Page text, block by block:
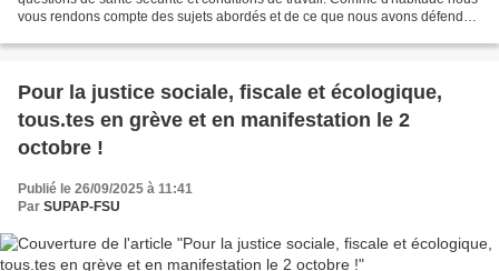
vous rendons compte des sujets abordés et de ce que nous avons défendu /
Pour la justice sociale, fiscale et écologique,
tous.tes en grève et en manifestation le 2
octobre !
Publié le 26/09/2025 à 11:41
Par SUPAP-FSU